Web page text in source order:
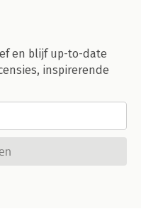
en blijf up-to-date
inspirerende